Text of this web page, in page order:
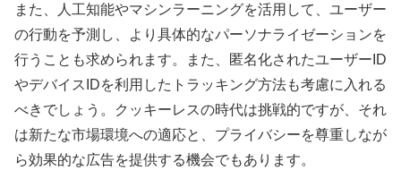
また、人工知能やマシンラーニングを活用して、ユーザー
の行動を予測し、より具体的なパーソナライゼーションを
行うことも求められます。また、匿名化されたユーザーID
やデバイスIDを利用したトラッキング方法も考慮に入れる
べきでしょう。クッキーレスの時代は挑戦的ですが、それ
は新たな市場環境への適応と、プライバシーを尊重しなが
ら効果的な広告を提供する機会でもあります。